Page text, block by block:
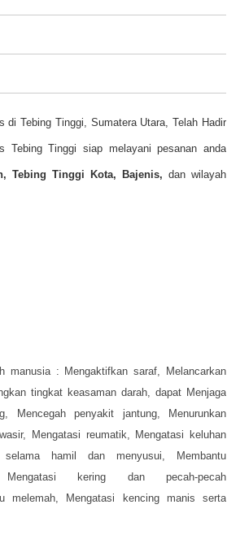
Tebing Tinggi, Sumatera Utara, Telah Hadir
Tebing Tinggi siap melayani pesanan anda
Tebing Tinggi Kota, Bajenis, dan wilayah
manusia : Mengaktifkan saraf,
Melancarkan
tingkat keasaman darah, dapat Menjaga
Mencegah penyakit jantung,
Menurunkan
Mengatasi reumatik, Mengatasi keluhan
selama hamil dan menyusui,
Membantu
Mengatasi kering dan pecah-pecah
melemah,
Mengatasi kencing manis serta